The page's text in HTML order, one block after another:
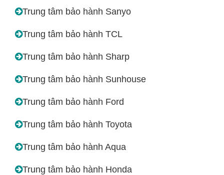
Trung tâm bảo hành Sanyo
Trung tâm bảo hành TCL
Trung tâm bảo hành Sharp
Trung tâm bảo hành Sunhouse
Trung tâm bảo hành Ford
Trung tâm bảo hành Toyota
Trung tâm bảo hành Aqua
Trung tâm bảo hành Honda